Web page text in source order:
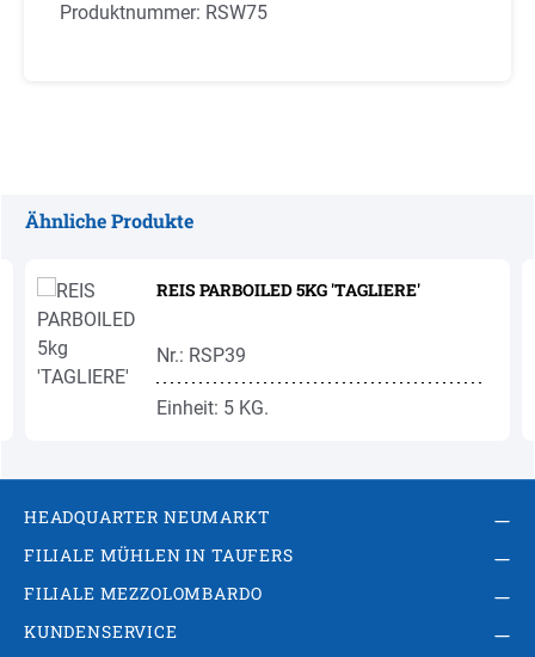
Produktnummer: RSW75
Ähnliche Produkte
REIS PARBOILED 5KG 'TAGLIERE'
Nr.: RSP39
Einheit: 5 KG.
HEADQUARTER NEUMARKT
FILIALE MÜHLEN IN TAUFERS
FILIALE MEZZOLOMBARDO
KUNDENSERVICE